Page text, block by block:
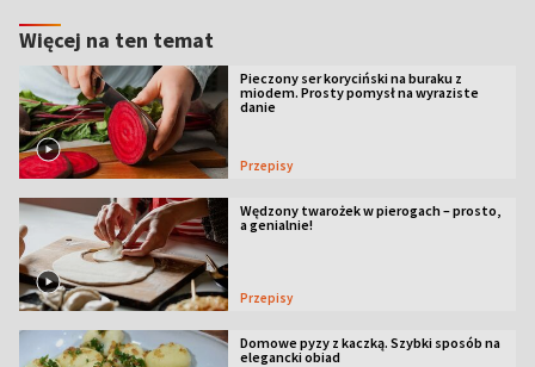
Więcej na ten temat
Pieczony ser koryciński na buraku z
miodem. Prosty pomysł na wyraziste
danie
Przepisy
Wędzony twarożek w pierogach – prosto,
a genialnie!
Przepisy
Domowe pyzy z kaczką. Szybki sposób na
elegancki obiad